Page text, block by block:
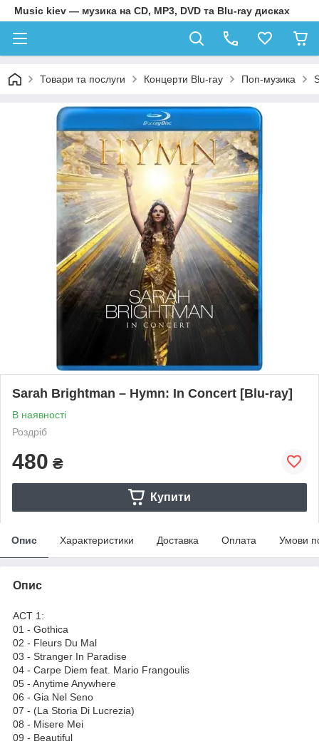
Music kiev — музика на CD, MP3, DVD та Blu-ray дисках
Товари та послуги Концерти Blu-ray Поп-музика
Sarah Brightman – Hymn: In Concert [Blu-ray]
В наявності
Роздріб
480 ₴
Купити
Опис Характеристики Доставка Оплата Умови
Опис
ACT 1:
01 - Gothica
02 - Fleurs Du Mal
03 - Stranger In Paradise
04 - Carpe Diem feat. Mario Frangoulis
05 - Anytime Anywhere
06 - Gia Nel Seno
07 - (La Storia Di Lucrezia)
08 - Misere Mei
09 - Beautiful